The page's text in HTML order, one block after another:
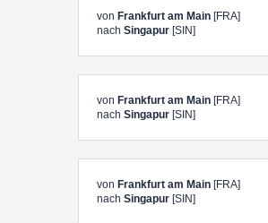
von Frankfurt am Main [FRA]
nach Singapur [SIN]
von Frankfurt am Main [FRA]
nach Singapur [SIN]
von Frankfurt am Main [FRA]
nach Singapur [SIN]